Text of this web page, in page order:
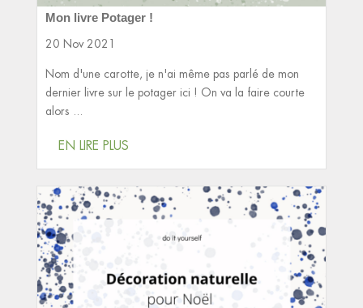
Mon livre Potager !
20 Nov 2021
Nom d'une carotte, je n'ai même pas parlé de mon
dernier livre sur le potager ici ! On va la faire courte
alors ...
EN LIRE PLUS